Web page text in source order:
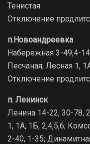
Тенистая.
Отключение
п.Новоандреевка
Набережная 3-49,4-
Песчаная; Лесная 1,
Отключение
п. Ленинск
Ленина 14-22, 30-78,
1, 1А, 1Б, 2,4,5,6;
2-40, 1-35;